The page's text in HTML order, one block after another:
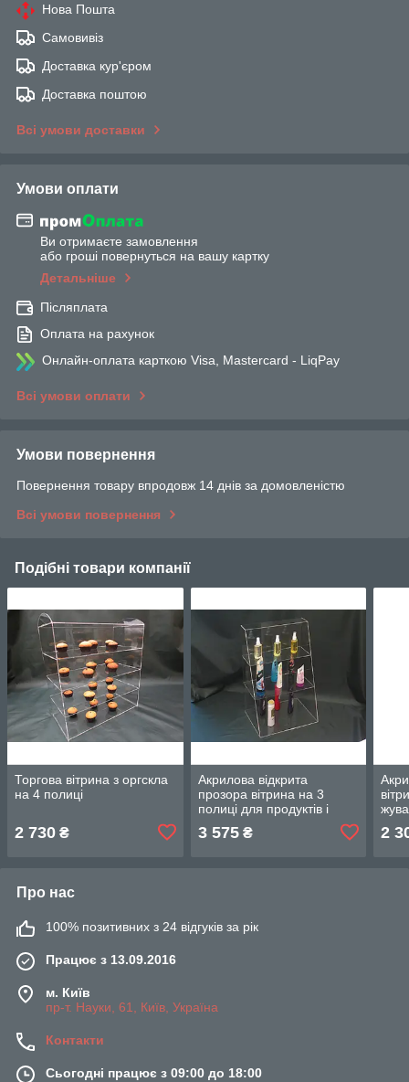
Нова Пошта
Самовивіз
Доставка кур'єром
Доставка поштою
Всі умови доставки
Умови оплати
Ви отримаєте замовлення
або гроші повернуться на вашу картку
Детальніше
Післяплата
Оплата на рахунок
Онлайн-оплата карткою Visa, Mastercard - LiqPay
Всі умови оплати
Умови повернення
Повернення товару впродовж 14 днів за домовленістю
Всі умови повернення
Подібні товари компанії
Торгова вітрина з оргскла
на 4 полиці
2 730 ₴
Акрилова відкрита
прозора вітрина на 3
полиці для продуктів і
3 575₴ 2
Про нас
100% позитивних з 24 відгуків за рік
Працює з 13.09.2016
м. Київ
пр-т. Науки, 61, Київ, Україна
Контакти
Сьогодні працює з 09:00 до 18:00